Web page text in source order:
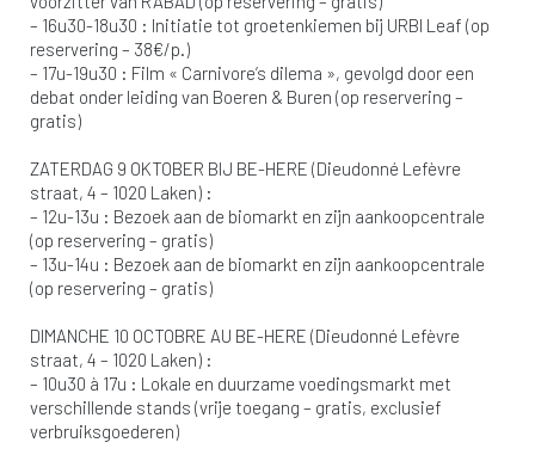
– 16u30-18u30 : Initiatie tot groetenkiemen bij URBI Leaf (op
reservering – 38€/p.)
– 17u-19u30 : Film « Carnivore’s dilema », gevolgd door een
debat onder leiding van Boeren & Buren (op reservering –
gratis)
ZATERDAG 9 OKTOBER BIJ BE-HERE (Dieudonné Lefèvre
straat, 4 – 1020 Laken) :
– 12u-13u : Bezoek aan de biomarkt en zijn aankoopcentrale
(op reservering – gratis)
– 13u-14u : Bezoek aan de biomarkt en zijn aankoopcentrale
(op reservering – gratis)
DIMANCHE 10 OCTOBRE AU BE-HERE (Dieudonné Lefèvre
straat, 4 – 1020 Laken) :
– 10u30 à 17u : Lokale en duurzame voedingsmarkt met
verschillende stands (vrije toegang – gratis, exclusief
verbruiksgoederen)